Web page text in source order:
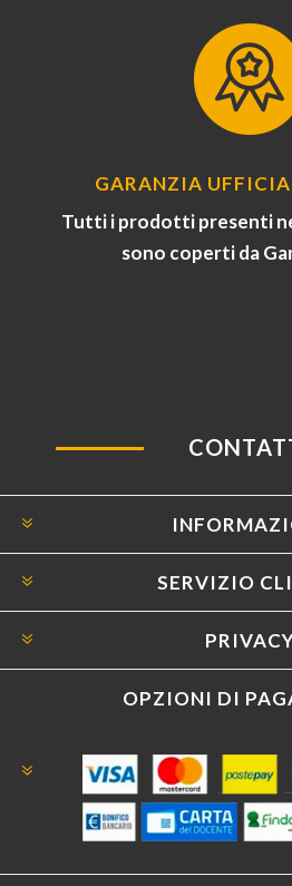
GARANZIA
Tutti i prodotti presenti
sono coperti da
SERVIZIO
OPZIONI DI